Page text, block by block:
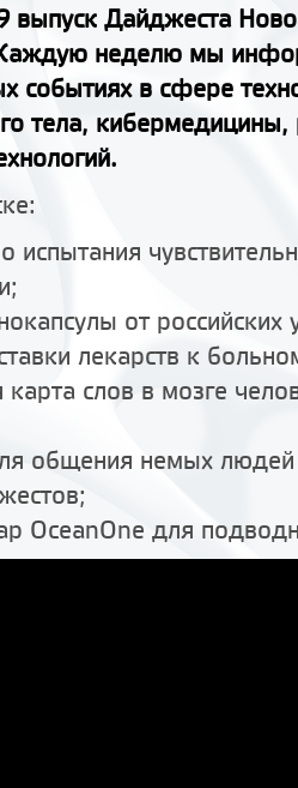
выпуск Дайджеста
неделю мы
событиях в сфере
тела,
испытания
от российских
лекарств к
слов в мозге
общения немых людей
OceanOne для